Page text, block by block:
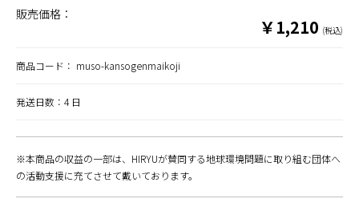
販売価格：
￥1,210 (税込)
商品コード： muso-kansogenmaikoji
発送日数：4 日
※本商品の収益の一部は、HIRYUが賛同する地球環境問題に取り組む団体へ
の活動支援に充てさせて戴いております。